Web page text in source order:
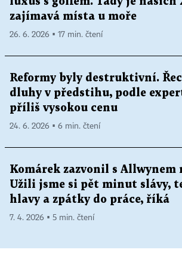
zajímavá místa u moře
26. 6. 2026 ▪ 17 min. čtení
Reformy byly destruktivní.
dluhy v předstihu, podle
příliš vysokou cenu
24. 6. 2026 ▪ 6 min. čtení
Komárek zazvonil s Allwynem
Užili jsme si pět minut slávy,
hlavy a zpátky do práce, říká
7. 4. 2026 ▪ 5 min. čtení